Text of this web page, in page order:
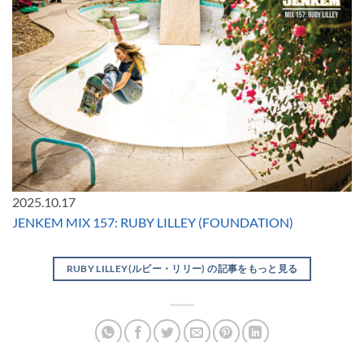
2025.10.17
JENKEM MIX 157: RUBY LILLEY (FOUNDATION)
RUBY LILLEY(ルビー・リリー) の記事をもっと見る